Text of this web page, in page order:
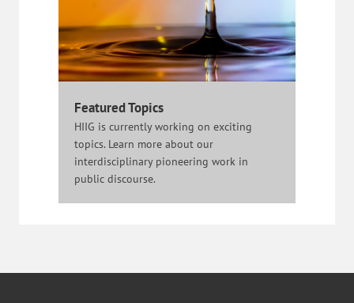
Featured Topics
HIIG is currently working on exciting
topics. Learn more about our
interdisciplinary pioneering work in
public discourse.